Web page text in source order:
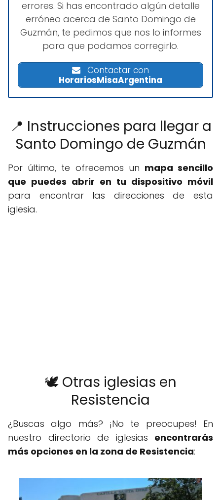
errores. Si has encontrado algún detalle
erróneo acerca de Santo Domingo de
Guzmán, te pedimos que nos lo informes
para que podamos corregirlo.
Contactar con
HorariosMisaArgentina
📍 Instrucciones para llegar a
Santo Domingo de Guzmán
Por último, te ofrecemos un mapa sencillo
que puedes abrir en tu dispositivo móvil
para encontrar las direcciones de esta
iglesia.
🕊️ Otras iglesias en
Resistencia
¿Buscas algo más? ¡No te preocupes! En
nuestro directorio de iglesias encontrarás
más opciones en la zona de Resistencia: